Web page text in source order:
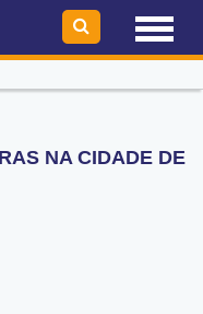
NA CIDADE DE